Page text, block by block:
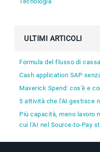
ULTIMI ARTICOLI
Formula del flusso di
Cash application SAP
Maverick Spend: cos'è e
5 attività che l'AI gestisce
Più capacità, meno lavoro
cui l'AI nel Source-to-Pay